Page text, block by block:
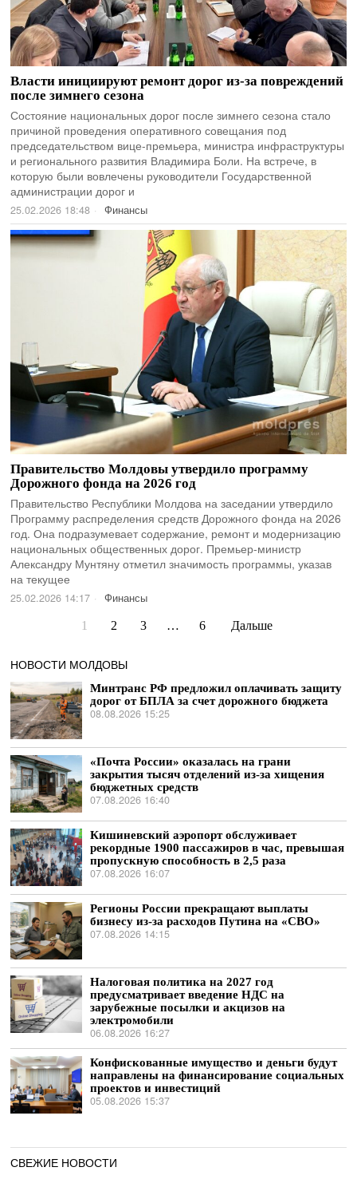
Власти инициируют ремонт дорог из‑за повреждений
после зимнего сезона
Состояние национальных дорог после зимнего сезона стало
причиной проведения оперативного совещания под
председательством вице-премьера, министра инфраструктуры
и регионального развития Владимира Боли. На встрече, в
которую были вовлечены руководители Государственной
администрации дорог и
25.02.2026 18:48 Финансы
Правительство Молдовы утвердило программу
Дорожного фонда на 2026 год
Правительство Республики Молдова на заседании утвердило
Программу распределения средств Дорожного фонда на 2026
год. Она подразумевает содержание, ремонт и модернизацию
национальных общественных дорог. Премьер-министр
Александру Мунтяну отметил значимость программы, указав
на текущее
25.02.2026 14:17 Финансы
1 2 3 … 6 Дальше
НОВОСТИ МОЛДОВЫ
Минтранс РФ предложил оплачивать защиту
дорог от БПЛА за счет дорожного бюджета
08.08.2026 15:25
«Почта России» оказалась на грани
закрытия тысяч отделений из-за хищения
бюджетных средств
07.08.2026 16:40
Кишиневский аэропорт обслуживает
рекордные 1900 пассажиров в час, превышая
пропускную способность в 2,5 раза
07.08.2026 16:07
Регионы России прекращают выплаты
бизнесу из-за расходов Путина на «СВО»
07.08.2026 14:15
Налоговая политика на 2027 год
предусматривает введение НДС на
зарубежные посылки и акцизов на
электромобили
06.08.2026 16:27
Конфискованные имущество и деньги будут
направлены на финансирование социальных
проектов и инвестиций
05.08.2026 15:37
СВЕЖИЕ НОВОСТИ